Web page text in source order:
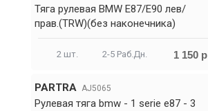
Тяга рулевая BMW E87/E90 лев/
прав.(TRW)(без наконечника)
2 шт. 2-5 Раб.Дн. 1 150 р
PARTRA AJ5065
Рулевая тяга bmw - 1 serie e87 - 3